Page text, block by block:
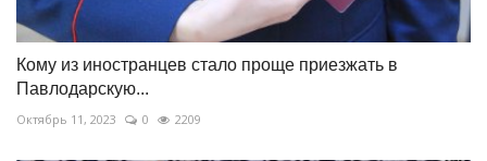
Кому из иностранцев стало проще приезжать в
Павлодарскую...
Октябрь 11, 2023 0 2209